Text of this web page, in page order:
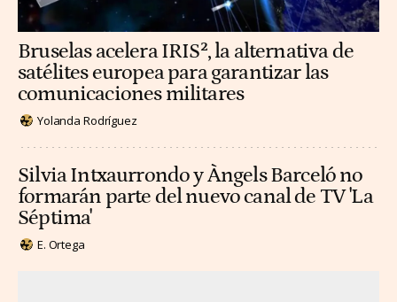
Bruselas acelera IRIS², la alternativa de
satélites europea para garantizar las
comunicaciones militares
Yolanda Rodríguez
Silvia Intxaurrondo y Àngels Barceló no
formarán parte del nuevo canal de TV 'La
Séptima'
E. Ortega